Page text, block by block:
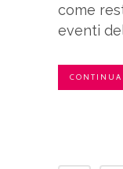
come
eventi
CONTINUA